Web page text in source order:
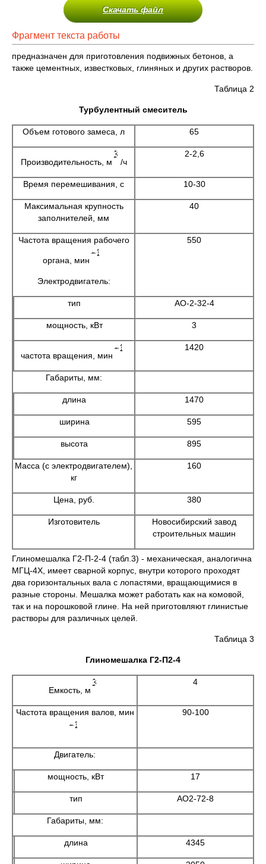
Скачать файл
Фрагмент текста работы
предназначен для приготовления подвижных бетонов, а
также цементных, известковых, глиняных и других растворов.
Таблица 2
Турбулентный смеситель
Объем готового замеса, л 65
Производительность, м /ч
2-2,6
Время перемешивания, с 10-30
Максимальная крупность
заполнителей, мм
40
Частота вращения рабочего
органа, мин
Электродвигатель:
550
тип АО-2-32-4
мощность, кВт 3
частота вращения, мин
1420
Габариты, мм:
длина 1470
ширина 595
высота 895
Масса (с электродвигателем),
кг
160
Цена, руб. 380
Изготовитель
Новосибирский завод
строительных машин
Глиномешалка Г2-П-2-4 (табл.3) - механическая, аналогична
МГЦ-4Х, имеет сварной корпус, внутри которого проходят
два горизонтальных вала с лопастями, вращающимися в
разные стороны. Мешалка может работать как на комовой,
так и на порошковой глине. На ней приготовляют глинистые
растворы для различных целей.
Таблица 3
Глиномешалка Г2-П2-4
Емкость, м
4
Частота вращения валов, мин 90-100
Двигатель:
мощность, кВт 17
тип АО2-72-8
Габариты, мм:
длина 4345